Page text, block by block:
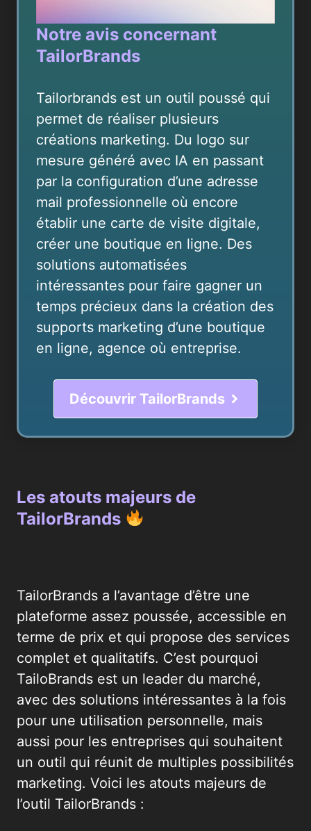
Notre avis concernant
TailorBrands
Tailorbrands est un outil poussé qui
permet de réaliser plusieurs
créations marketing. Du logo sur
mesure généré avec IA en passant
par la configuration d’une adresse
mail professionnelle où encore
établir une carte de visite digitale,
créer une boutique en ligne. Des
solutions automatisées
intéressantes pour faire gagner un
temps précieux dans la création des
supports marketing d’une boutique
en ligne, agence où entreprise.
Découvrir TailorBrands
Les atouts majeurs de
TailorBrands
TailorBrands a l’avantage d’être une
plateforme assez poussée, accessible en
terme de prix et qui propose des services
complet et qualitatifs. C’est pourquoi
TailoBrands est un leader du marché,
avec des solutions intéressantes à la fois
pour une utilisation personnelle, mais
aussi pour les entreprises qui souhaitent
un outil qui réunit de multiples possibilités
marketing. Voici les atouts majeurs de
l’outil TailorBrands :